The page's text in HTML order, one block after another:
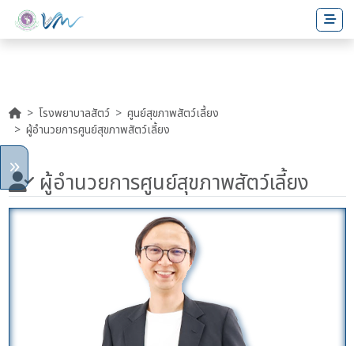
โรงพยาบาลสัตว์
ศูนย์สุขภาพสัตว์เลี้ยง
ผู้อำนวยการศูนย์สุขภาพสัตว์เลี้ยง
ผู้อำนวยการศูนย์สุขภาพสัตว์เลี้ยง